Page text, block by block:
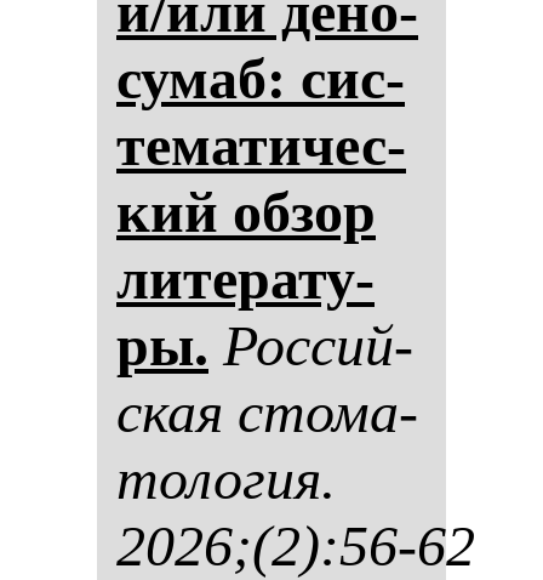
су­маб: сис­
те­ма­ти­чес­
кий об­зор
ли­те­ра­ту­
ры. Рос­сий­
ская сто­ма­
то­ло­гия.
2026;(2):56-62